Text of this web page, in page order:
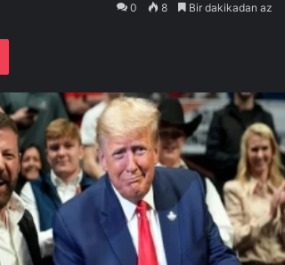
0 8 Bir dakikadan az
Pocket